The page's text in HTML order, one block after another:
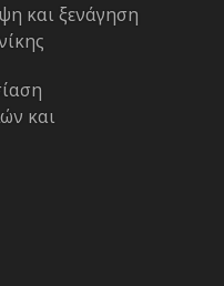
και ξενάγηση
και